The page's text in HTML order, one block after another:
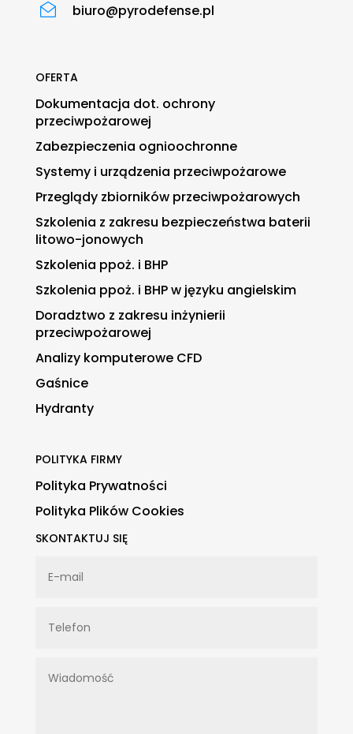
biuro@pyrodefense.pl
OFERTA
Dokumentacja dot. ochrony
przeciwpożarowej
Zabezpieczenia ognioochronne
Systemy i urządzenia przeciwpożarowe
Przeglądy zbiorników przeciwpożarowych
Szkolenia z zakresu bezpieczeństwa baterii
litowo-jonowych
Szkolenia ppoż. i BHP
Szkolenia ppoż. i BHP w języku angielskim
Doradztwo z zakresu inżynierii
przeciwpożarowej
Analizy komputerowe CFD
Gaśnice
Hydranty
POLITYKA FIRMY
Polityka Prywatności
Polityka Plików Cookies
SKONTAKTUJ SIĘ
mail